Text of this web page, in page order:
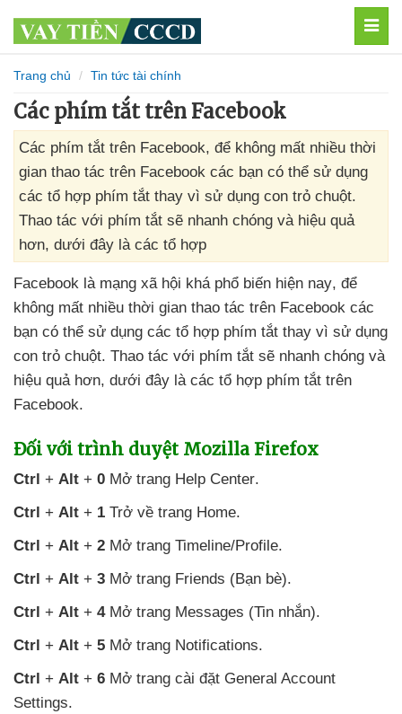
Trang chủ Tin tức tài chính
Các phím tắt trên Facebook
Các phím tắt trên Facebook, để không mất nhiều thời
gian thao tác trên Facebook các bạn có thể sử dụng
các tổ hợp phím tắt thay vì sử dụng con trỏ chuột.
Thao tác với phím tắt sẽ nhanh chóng và hiệu quả
hơn, dưới đây là các tổ hợp
Facebook là mạng xã hội khá phổ biến hiện nay, để
không mất nhiều thời gian thao tác trên Facebook các
bạn có thể sử dụng các tổ hợp phím tắt thay vì sử dụng
con trỏ chuột. Thao tác với phím tắt sẽ nhanh chóng và
hiệu quả hơn, dưới đây là các tổ hợp phím tắt trên
Facebook.
Đối với trình duyệt Mozilla Firefox
Ctrl + Alt + 0 Mở trang Help Center.
Ctrl + Alt + 1 Trở về trang Home.
Ctrl + Alt + 2 Mở trang Timeline/Profile.
Ctrl + Alt + 3 Mở trang Friends (Bạn bè).
Ctrl + Alt + 4Mở trang Messages (Tin nhắn).
Ctrl + Alt + 5 Mở trang Notifications.
Ctrl + Alt + 6 Mở trang cài đặt General Account
Settings.